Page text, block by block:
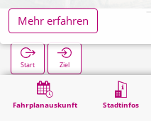
Fahrplanauskunft Stadtinfos
Hünshoven
Start Ziel
Suche
Mehr erfahren